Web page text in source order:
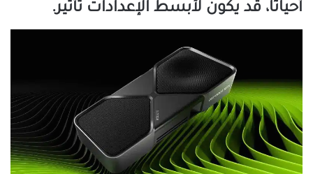
أحيانًا، قد يكون لأبسط الإعدادات تأثير.